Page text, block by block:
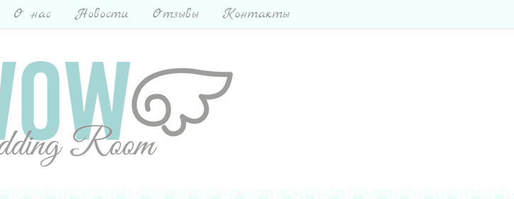
О нас Новости Отзывы Контакты